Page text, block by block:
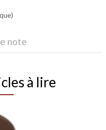
note
à lire